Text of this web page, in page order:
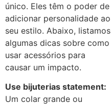
único. Eles têm o poder de
adicionar personalidade ao
seu estilo. Abaixo, listamos
algumas dicas sobre como
usar acessórios para
causar um impacto.
Use bijuterias statement:
Um colar grande ou